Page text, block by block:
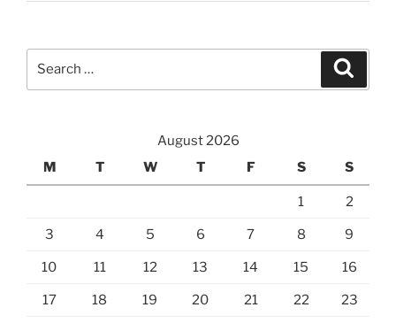
August 2026
M
T W T F S S
1 2
3 4 5 6 7 8 9
10 11 12 13 14 15 16
17 18 19 20 21 22 23